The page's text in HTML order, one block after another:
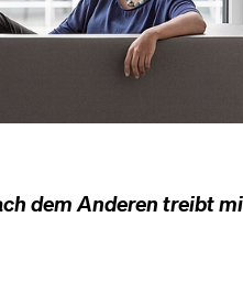
dem Anderen treibt